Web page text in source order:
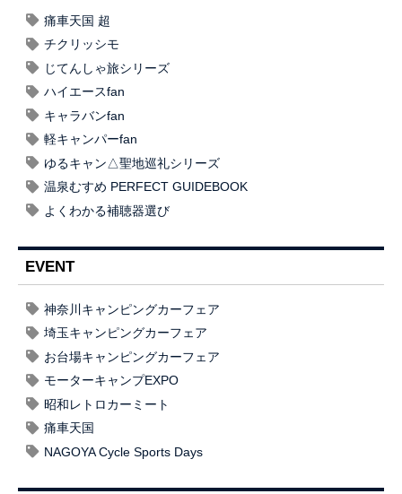
痛車天国 超
チクリッシモ
じてんしゃ旅シリーズ
ハイエースfan
キャラバンfan
軽キャンパーfan
ゆるキャン△聖地巡礼シリーズ
温泉むすめ PERFECT GUIDEBOOK
よくわかる補聴器選び
EVENT
神奈川キャンピングカーフェア
埼玉キャンピングカーフェア
お台場キャンピングカーフェア
モーターキャンプEXPO
昭和レトロカーミート
痛車天国
NAGOYA Cycle Sports Days